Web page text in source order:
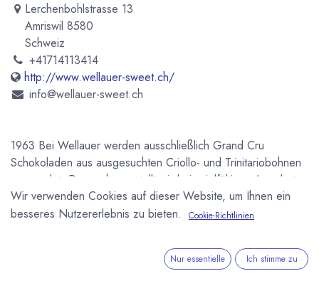
Lerchenbohlstrasse 13
Amriswil 8580
Schweiz
+41714113414
http://www.wellauer-sweet.ch/
info@wellauer-sweet.ch
1963 Bei Wellauer werden ausschließlich Grand Cru
Schokoladen aus ausgesuchten Criollo- und Trinitariobohnen
verwendet. Daraus hergestellt wird ein vielfältiges Angebot
an Schokoladenspezialitäten. Von puristischen Tafeln bis hin
zu feinen Trüffeln und Pralinen. Geschichte Die Firma wurde
wurde der Betrieb verpachtet und mit der
Firmenneugründung Chocolatier Wellauer & Co. hat man sich
Wir verwenden Cookies auf dieser Website, um Ihnen ein
besseres Nutzererlebnis zu bieten.
Cookie-Richtlinien
Nur essentielle Ich stimme zu